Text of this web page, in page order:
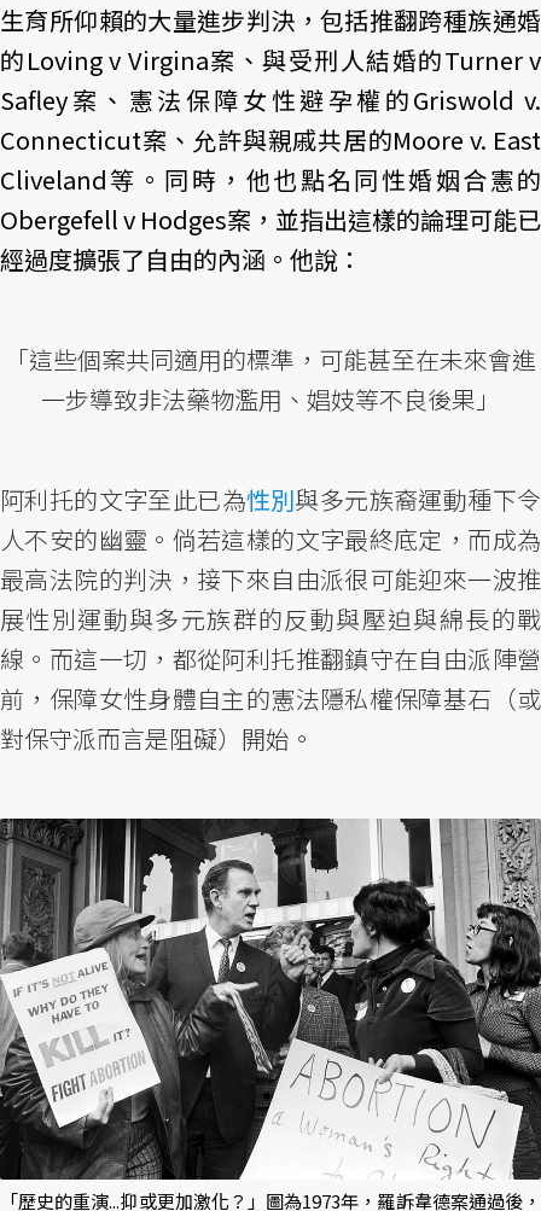
生育所仰賴的大量進步判決，包括推翻跨種族通婚
的Loving v Virgina案、與受刑人結婚的Turner v
Safley案、憲法保障女性避孕權的Griswold v.
Connecticut案、允許與親戚共居的Moore v. East
Cliveland等。同時，他也點名同性婚姻合憲的
Obergefell v Hodges案，並指出這樣的論理可能已
經過度擴張了自由的內涵。他說：
「這些個案共同適用的標準，可能甚至在未來會進
一步導致非法藥物濫用、娼妓等不良後果」
阿利托的文字至此已為性別與多元族裔運動種下令
人不安的幽靈。倘若這樣的文字最終底定，而成為
最高法院的判決，接下來自由派很可能迎來一波推
展性別運動與多元族群的反動與壓迫與綿長的戰
線。而這一切，都從阿利托推翻鎮守在自由派陣營
前，保障女性身體自主的憲法隱私權保障基石（或
對保守派而言是阻礙）開始。
「歷史的重演...抑或更加激化？」圖為1973年，羅訴韋德案通過後，